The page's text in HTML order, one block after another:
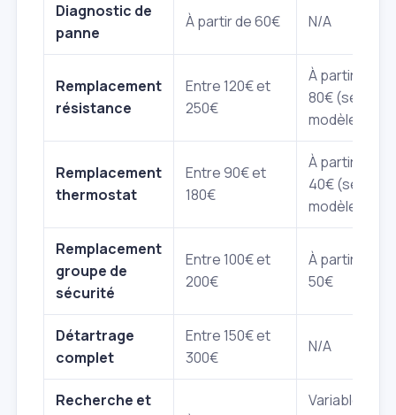
Diagnostic de
panne
À partir de 60€ N/A
Remplacement
résistance
Entre 120€ et
250€
À partir de
80€ (selon
modèle)
Remplacement
thermostat
Entre 90€ et
180€
À partir de
40€ (selon
modèle)
Remplacement
groupe de
sécurité
Entre 100€ et
200€
À partir de
50€
Détartrage
complet
Entre 150€ et
300€
N/A
Recherche et
Variable